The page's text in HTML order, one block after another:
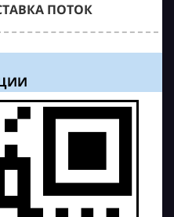
ПОТОК